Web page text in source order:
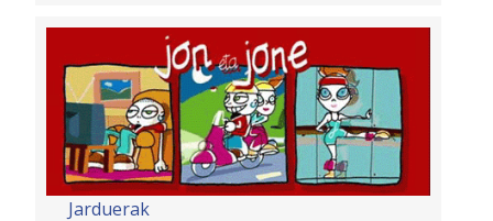
Jarduerak